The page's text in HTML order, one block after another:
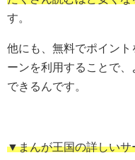
す。
他にも、無料でポイン
ーンを利用することで
できるんです。
▼まんが王国の詳しい